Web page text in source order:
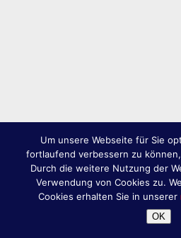
Um unsere Webseite für Sie
fortlaufend verbessern zu
Durch die weitere Nutzung der
Verwendung von Cookies zu.
Cookies erhalten Sie in unserer
OK